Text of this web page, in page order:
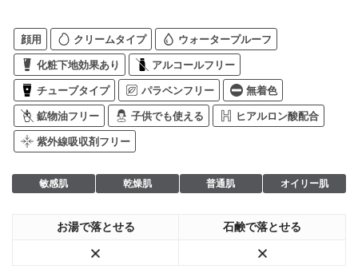
顔用 クリームタイプ ウォータープルーフ
化粧下地効果あり アルコールフリー
チューブタイプ パラベンフリー 無着色
鉱物油フリー 子供でも使える ヒアルロン酸配合
紫外線吸収剤フリー
敏感肌 乾燥肌 普通肌 オイリー肌
お湯で落とせる 石鹸で落とせる